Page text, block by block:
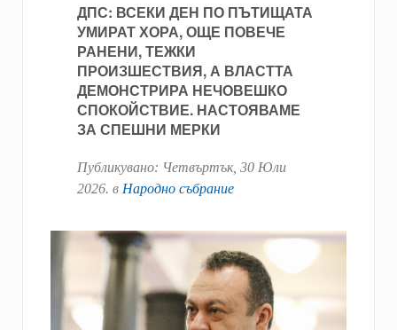
ДПС: ВСЕКИ ДЕН ПО ПЪТИЩАТА
УМИРАТ ХОРА, ОЩЕ ПОВЕЧЕ
РАНЕНИ, ТЕЖКИ
ПРОИЗШЕСТВИЯ, А ВЛАСТТА
ДЕМОНСТРИРА НЕЧОВЕШКО
СПОКОЙСТВИЕ. НАСТОЯВАМЕ
ЗА СПЕШНИ МЕРКИ
Публикувано: Четвъртък, 30 Юли
2026. в Народно събрание